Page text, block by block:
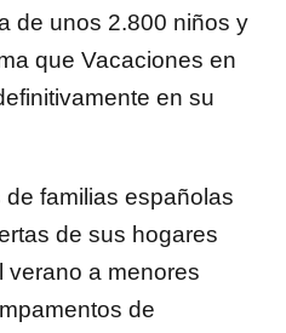
de unos 2.800 niños y
que Vacaciones en
en su
familias españolas
de sus hogares
verano a menores
de